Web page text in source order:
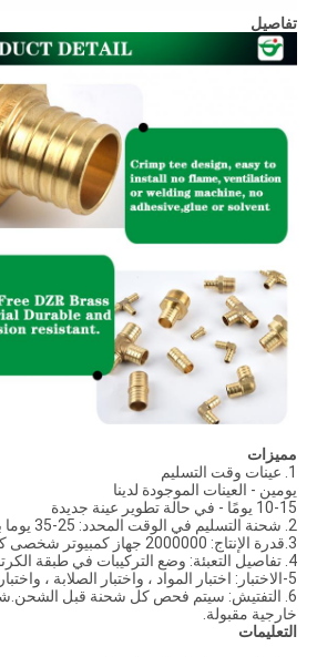
تفاصيل
مميزات
1. عينات وقت التسليم
يومين - العينات الموجودة لدينا
10-15 يومًا - في حالة تطوير عينة جديدة
2. شحنة التسليم في الوقت المحدد: 25-35 يوما بعد تأكيد الأمر
3.قدرة الإنتاج: 2000000 جهاز كمبيوتر شخصى كل شهر ،
4. تفاصيل التعبئة: وضع التركيبات في طبقة الكرتون طبقة
5-الاختبار: اختبار المواد ، واختبار الصلابة ، واختبار الضغط ، واختبار القياس
6. التفتيش: سيتم فحص كل شحنة قبل
خارجية مقبولة.
التعليمات